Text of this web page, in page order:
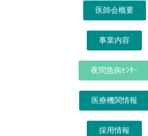
医師会概要
事業内容
夜間急病ｾﾝﾀｰ
医療機関情報
採用情報